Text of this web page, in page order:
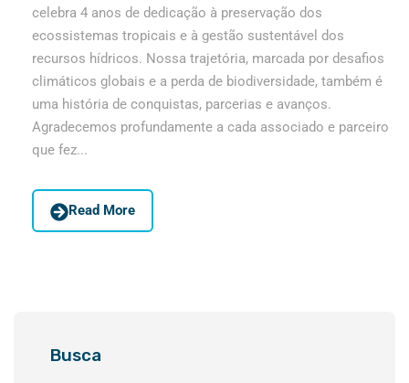
celebra 4 anos de dedicação à preservação dos
ecossistemas tropicais e à gestão sustentável dos
recursos hídricos. Nossa trajetória, marcada por desafios
climáticos globais e a perda de biodiversidade, também é
uma história de conquistas, parcerias e avanços.
Agradecemos profundamente a cada associado e parceiro
que fez...
Read More
Busca